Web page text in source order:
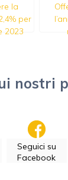
la
per
2023
nostri
Seguici su
Facebook